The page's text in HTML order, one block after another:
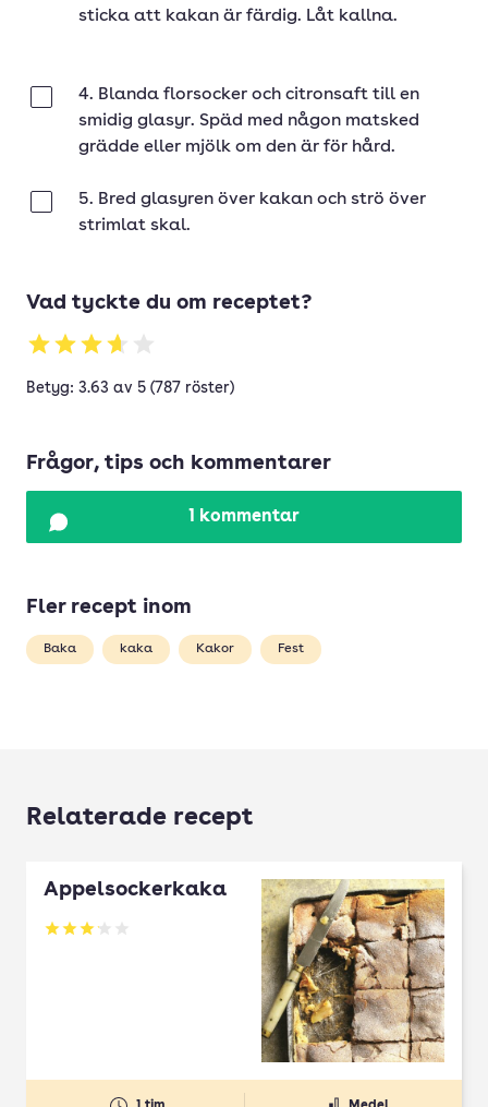
sticka att kakan är färdig. Låt kallna.
4. Blanda florsocker och citronsaft till en
smidig glasyr. Späd med någon matsked
grädde eller mjölk om den är för hård.
5. Bred glasyren över kakan och strö över
strimlat skal.
Vad tyckte du om receptet?
Betyg: 3.63 av 5 (787 röster)
Frågor, tips och kommentarer
1 kommentar
Fler recept inom
Baka kaka Kakor Fest
Relaterade recept
Äppelsockerkaka
Betyg: 3.15 av 5